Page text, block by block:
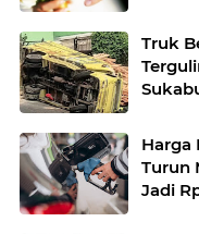
Truk
Harga
Turun
Jadi